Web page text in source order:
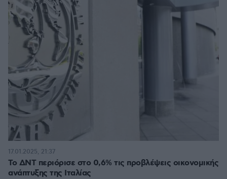
Το ΔΝΤ περιόρισε στο 0,6% τις προβλέψεις οικονομικής
ανάπτυξης της Ιταλίας
17.01.2025, 21:37